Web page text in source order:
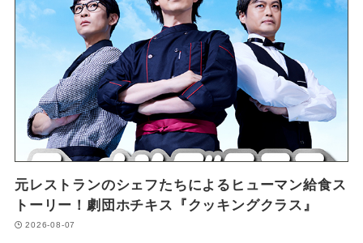
元レストランのシェフたちによるヒューマン給食ス
トーリー！劇団ホチキス『クッキングクラス』
2026-08-07